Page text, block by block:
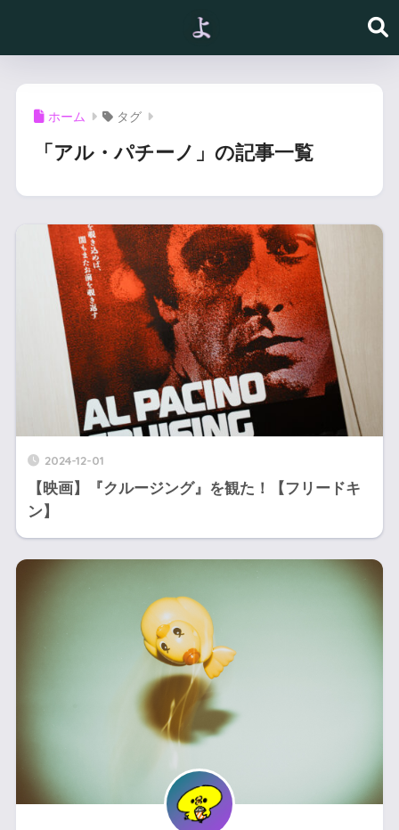
ホーム タグ
「アル・パチーノ」の記事一覧
2024-12-01
【映画】『クルージング』を観た！【フリードキ
ン】